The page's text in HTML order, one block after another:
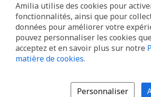
Amilia utilise des cookies pour
fonctionnalités, ainsi que pour
données pour améliorer votre
pouvez personnaliser les cookies
acceptez et en savoir plus sur notre
matière de cookies.
Personnaliser